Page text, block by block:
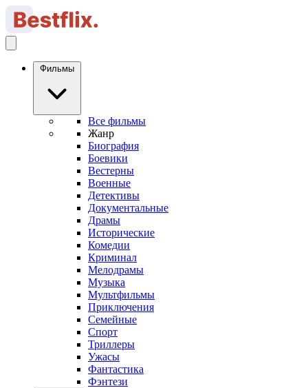
Фильмы
Все фильмы
Жанр
Биография
Боевики
Вестерны
Военные
Детективы
Документальные
Драмы
Исторические
Комедии
Криминал
Мелодрамы
Музыка
Мультфильмы
Приключения
Семейные
Спорт
Триллеры
Ужасы
Фантастика
Фэнтези